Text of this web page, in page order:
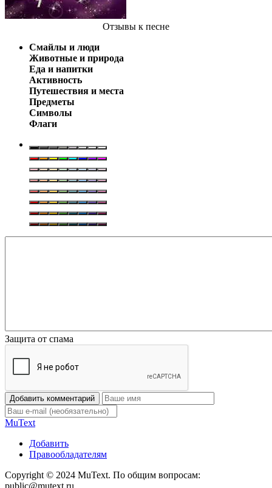
Отзывы к песне
Смайлы и люди
Животные и природа
Еда и напитки
Активность
Путешествия и места
Предметы
Символы
Флаги
Защита от спама
Добавить комментарий
MuText
Добавить
Правообладателям
Copyright © 2024 MuText. По общим вопросам:
public@mutext.ru